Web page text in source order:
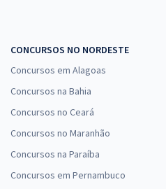
CONCURSOS NO NORDESTE
Concursos em Alagoas
Concursos na Bahia
Concursos no Ceará
Concursos no Maranhão
Concursos na Paraíba
Concursos em Pernambuco